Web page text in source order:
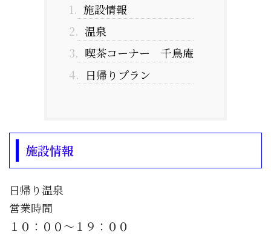
1. 施設情報
2. 温泉
3. 喫茶コーナー 千鳥庵
4. 日帰りプラン
施設情報
日帰り温泉
営業時間
１０：００～１９：００